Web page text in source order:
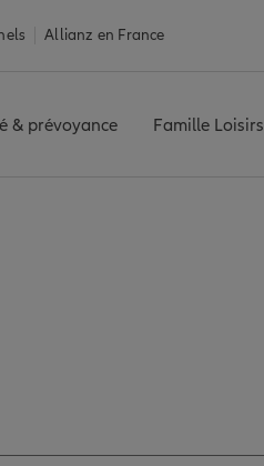
Allianz en France
& prévoyance Famille Loisirs